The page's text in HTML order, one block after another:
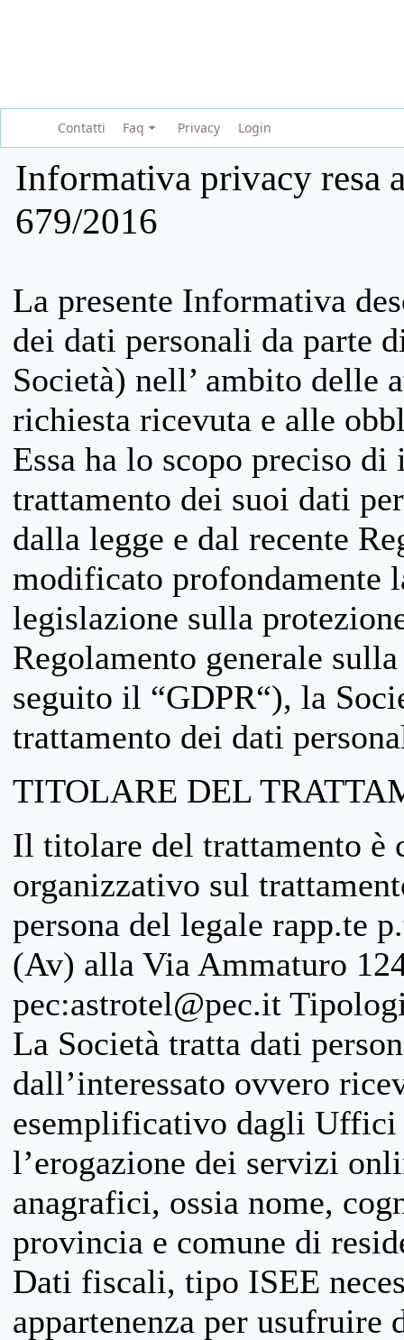
Contatti Faq Privacy Login
Informativa privacy resa
679/2016
La presente Informativa
dei dati personali da parte
Società) nell’ ambito delle
richiesta ricevuta e alle
Essa ha lo scopo preciso
trattamento dei suoi dati
dalla legge e dal recente
modificato profondamente
legislazione sulla
Regolamento generale
seguito il “GDPR“), la
trattamento dei dati
TITOLARE DEL
Il titolare del trattamento è
organizzativo sul
persona del legale rapp.te
(Av) alla Via Ammaturo
pec:astrotel@pec.it
La Società tratta dati
dall’interessato ovvero
esemplificativo dagli
l’erogazione dei servizi
anagrafici, ossia nome,
provincia e comune di
Dati fiscali, tipo ISEE
appartenenza per